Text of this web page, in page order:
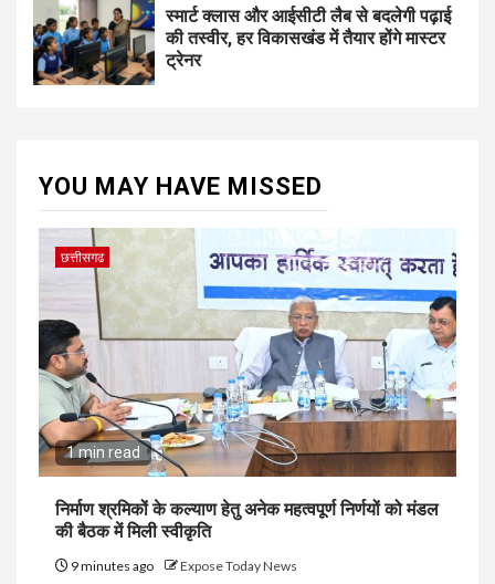
स्मार्ट क्लास और आईसीटी लैब से बदलेगी पढ़ाई
की तस्वीर, हर विकासखंड में तैयार होंगे मास्टर
ट्रेनर
YOU MAY HAVE MISSED
छत्तीसगढ
1 min read
निर्माण श्रमिकों के कल्याण हेतु अनेक महत्वपूर्ण निर्णयों को मंडल
की बैठक में मिली स्वीकृति
9 minutes ago Expose Today News